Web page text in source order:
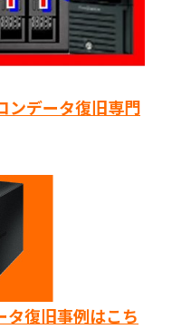
ンデータ復旧専門
復旧事例はこち